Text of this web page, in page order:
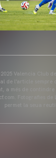
Valencia Club
de l'article sempre
a més de
Fotografies de
permet la seua